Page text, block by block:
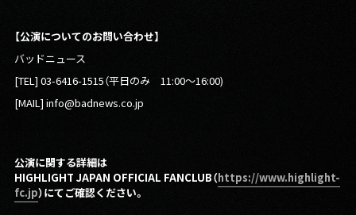
【公演についてのお問い合わせ】
バッドニュース
[TEL] 03-6416-1515（平日のみ 11:00〜16:00)
[MAIL] info@badnews.co.jp
公演に関する詳細は
HIGHLIGHT JAPAN OFFICIAL FANCLUB（https://www.highlight-
fc.jp）にてご確認ください。